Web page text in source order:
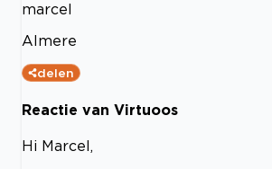
marcel
Almere
delen
Reactie van Virtuoos
Hi Marcel,